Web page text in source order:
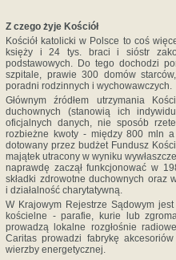
Z czego żyje Kościół
Kościół katolicki w Polsce to coś
księży i 24 tys. braci i sióstr
podstawowych. Do tego dochodzi
szpitale, prawie 300 domów
poradni rodzinnych i wychowawczych.
Głównym źródłem utrzymania
duchownych (stanowią ich
oficjalnych danych, nie sposób
rozbieżne kwoty - między 800 mln
dotowany przez budżet Fundusz
majątek utracony w wyniku
naprawdę zaczął funkcjonować w
składki zdrowotne duchownych oraz
i działalność charytatywną.
W Krajowym Rejestrze Sądowym
kościelne - parafie, kurie lub
prowadzą lokalne rozgłośnie
Caritas prowadzi fabrykę
wierzby energetycznej.